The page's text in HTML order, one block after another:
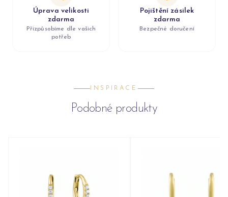
Úprava velikosti
zdarma
Přizpůsobíme dle vašich
potřeb
Pojištění zásilek
zdarma
Bezpečné doručení
INSPIRACE
Podobné produkty